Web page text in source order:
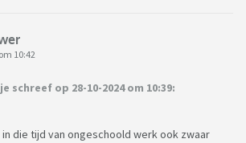
10:42
schreef op 28-10-2024 om 10:39:
die tijd van ongeschoold werk ook zwaar